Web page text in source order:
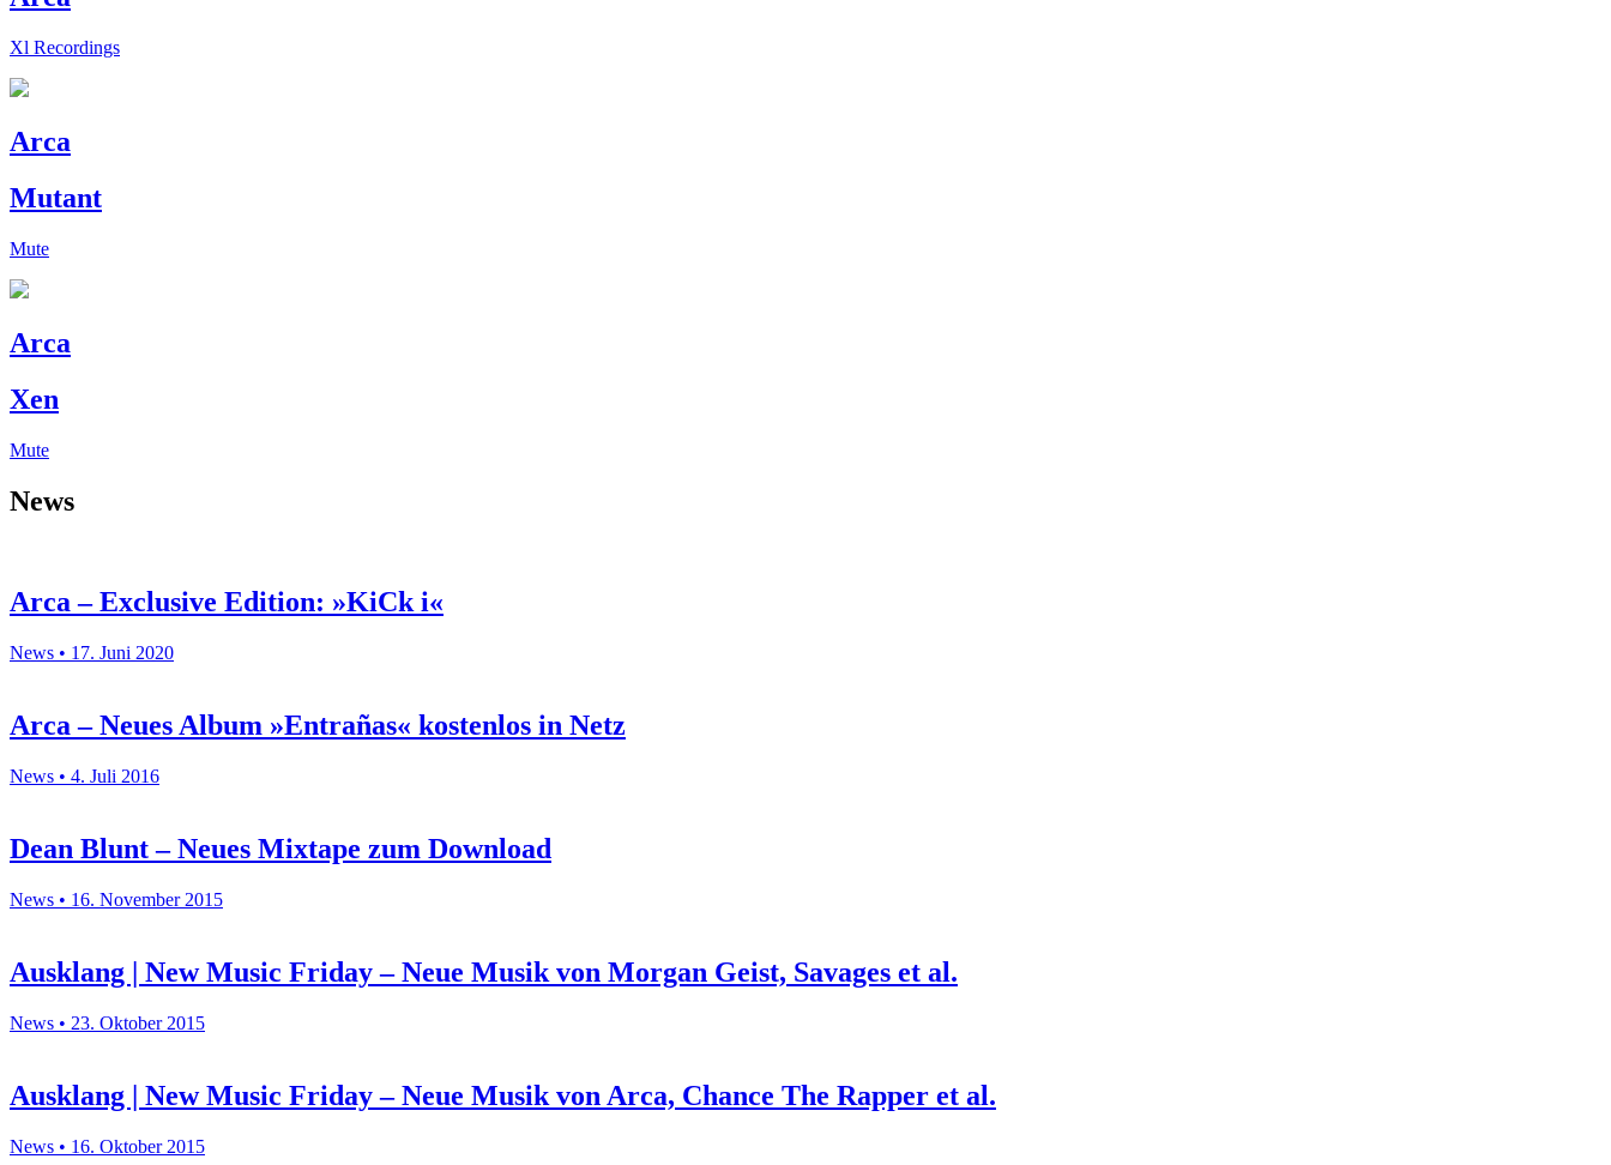
Xl Recordings
Arca
Mutant
Mute
Arca
Xen
Mute
News
Arca – Exclusive Edition: »KiCk i«
News • 17. Juni 2020
Arca – Neues Album »Entrañas« kostenlos in Netz
News • 4. Juli 2016
Dean Blunt – Neues Mixtape zum Download
News • 16. November 2015
Ausklang | New Music Friday – Neue Musik von Morgan Geist, Savages et al.
News • 23. Oktober 2015
Ausklang | New Music Friday – Neue Musik von Arca, Chance The Rapper et al.
News • 16. Oktober 2015